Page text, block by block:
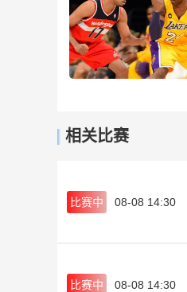
相关比赛
比赛中 08-08 14:30
比赛中 08-08 14:30